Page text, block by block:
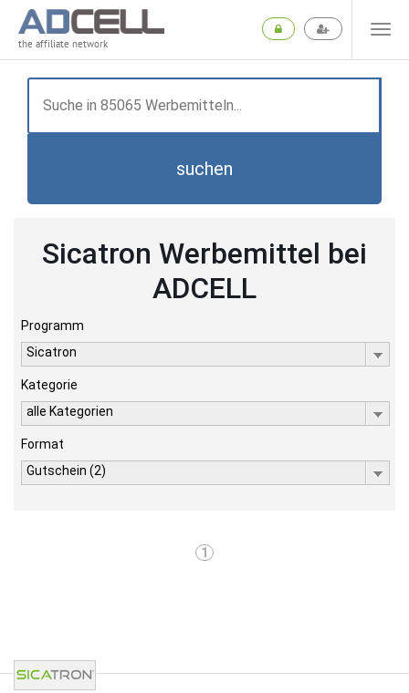
the affiliate network
suchen
Sicatron Werbemittel bei
ADCELL
Programm
Sicatron
Kategorie
alle Kategorien
Format
Gutschein (2)
1